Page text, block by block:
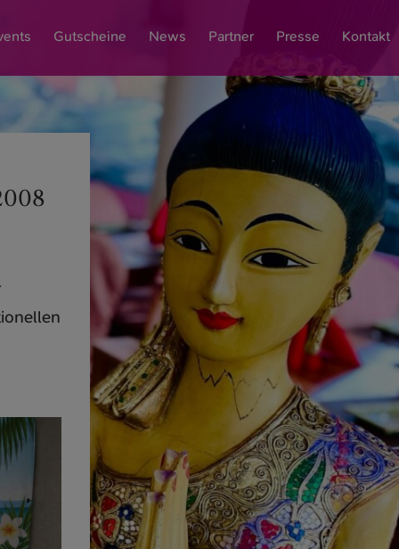
Gutscheine News Partner Presse Kontakt